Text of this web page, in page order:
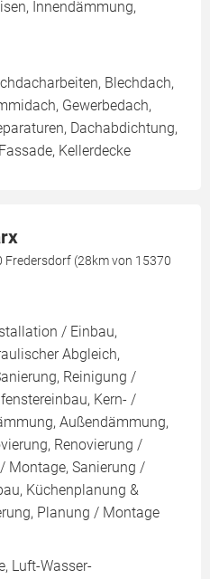
Innendämmung,
Blechdach,
Gewerbedach,
Dachabdichtung,
Kellerdecke
Fredersdorf (28km von 15370
/ Einbau,
Abgleich,
Reinigung /
Kern- /
Außendämmung,
Renovierung /
Montage, Sanierung /
Küchenplanung &
Planung / Montage
Luft-Wasser-